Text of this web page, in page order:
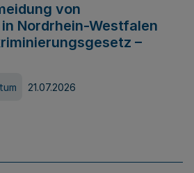
von
Nordrhein-Westfalen
–
21.07.2026